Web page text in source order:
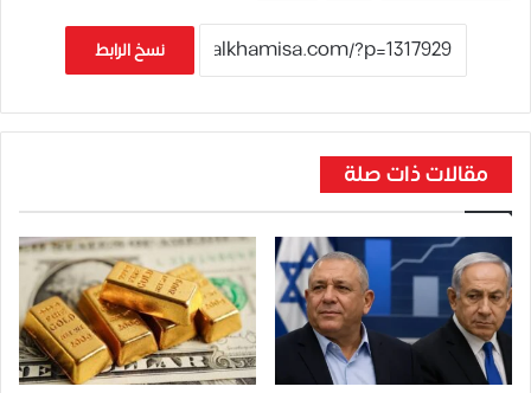
نسخ الرابط
مقالات ذات صلة